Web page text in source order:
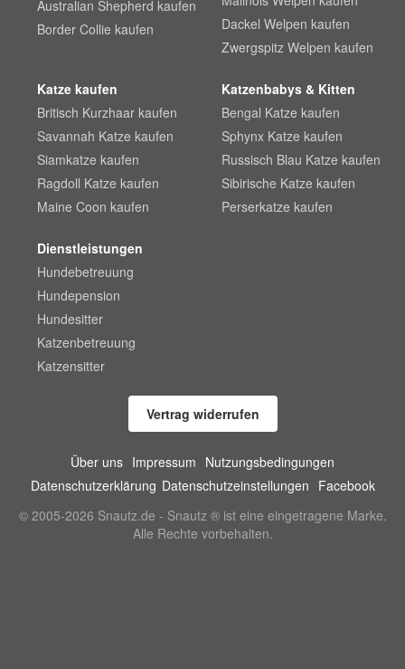
Australian Shepherd kaufen
Border Collie kaufen
Dackel Welpen kaufen
Zwergspitz Welpen kaufen
Katze kaufen
Britisch Kurzhaar kaufen
Savannah Katze kaufen
Siamkatze kaufen
Ragdoll Katze kaufen
Maine Coon kaufen
Katzenbabys & Kitten
Bengal Katze kaufen
Sphynx Katze kaufen
Russisch Blau Katze kaufen
Sibirische Katze kaufen
Perserkatze kaufen
Dienstleistungen
Hundebetreuung
Hundepension
Hundesitter
Katzenbetreuung
Katzensitter
Vertrag widerrufen
Über uns Impressum Nutzungsbedingungen
Datenschutzerklärung Datenschutzeinstellungen Facebook
© 2005-2026 Snautz.de - Snautz ® ist eine eingetragene Marke.
Alle Rechte vorbehalten.